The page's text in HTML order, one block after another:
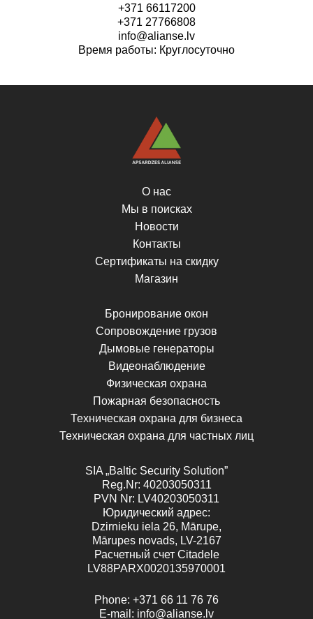
+371 66117200
+371 27766808
info@alianse.lv
Время работы: Круглосуточно
О нас
Мы в поисках
Новости
Контакты
Сертификаты на скидку
Магазин
Бронирование окон
Сопровождение грузов
Дымовые генераторы
Видеонаблюдение
Физическая охрана
Пожарная безопасность
Техническая охрана для бизнеса
Техническая охрана для частных лиц
SIA „Baltic Security Solution”
Reg.Nr: 40203050311
PVN Nr: LV40203050311
Юридический адрес:
Dzirnieku iela 26, Mārupe,
Mārupes novads, LV-2167
Расчетный счет Citadele
LV88PARX0020135970001
Phone: +371 66 11 76 76
E-mail: info@alianse.lv